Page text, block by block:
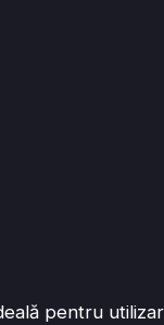
pentru